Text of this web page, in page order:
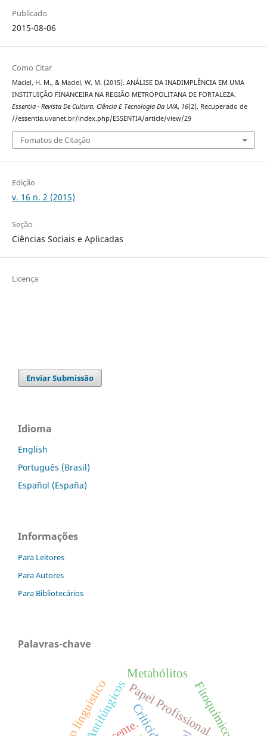
Publicado
2015-08-06
Como Citar
Maciel, H. M., & Maciel, W. M. (2015). ANÁLISE DA INADIMPLÊNCIA EM UMA
INSTITUIÇÃO FINANCEIRA NA REGIÃO METROPOLITANA DE FORTALEZA.
Essentia - Revista De Cultura, Ciência E Tecnologia Da UVA, 16(2). Recuperado de
//essentia.uvanet.br/index.php/ESSENTIA/article/view/29
Fomatos de Citação
Edição
v. 16 n. 2 (2015)
Seção
Ciências Sociais e Aplicadas
Licença
Enviar Submissão
Idioma
English
Português (Brasil)
Español (España)
Informações
Para Leitores
Para Autores
Para Bibliotecários
Palavras-chave
Papel Profissional.
Antifúngicos Fitoquímicos
Metabólitos